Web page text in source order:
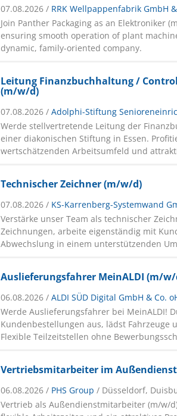
07.08.2026 / RRK Wellpappenfabrik GmbH
Join Panther Packaging as an Elektroniker
ensuring smooth operation of plant
dynamic, family-oriented company.
Leitung Finanzbuchhaltung /
(m/w/d)
07.08.2026 /Adolphi-Stiftung
Werde stellvertretende Leitung der
einer diakonischen Stiftung in Essen.
wertschätzenden Arbeitsumfeld und
Technischer Zeichner (m/w/d)
07.08.2026 / KS-Karrenberg-Systemwand
Verstärke unser Team als technischer
Zeichnungen, arbeite eigenständig mit
Abwechslung in einem unterstützenden
Auslieferungsfahrer MeinALDI (m/
06.08.2026 /ALDI SÜD Digital GmbH & Co.
Werde Auslieferungsfahrer bei MeinALDI!
Kundenbestellungen aus, lädst Fahrzeuge
Flexible Teilzeitstellen ohne
Vertriebsmitarbeiter im
06.08.2026 / PHS Group / Düsseldorf,
Vertrieb als Außendienstmitarbeiter (m/w/